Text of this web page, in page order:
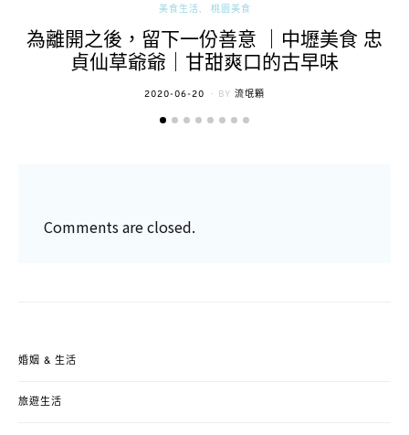
美食生活 桃園美食
為離開之後，留下一份善意 ｜中壢美食 忠
貞仙草爺爺｜甘甜爽口的古早味
POSTED
2020-06-20 BY 流氓顆
Comments are closed.
婚姻 & 生活
旅遊生活